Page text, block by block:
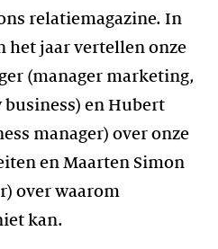
relatiemagazine. In
het jaar vertellen onze
(manager marketing,
en Hubert
manager) over onze
en Maarten Simon
over waarom
kan.